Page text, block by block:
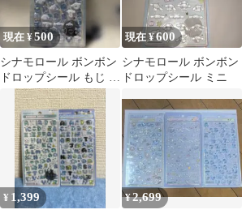
現在 ¥500
シナモロール ボンボン
ドロップシール もじ サ
ンリオ シール デコ
moji
現在 ¥600
シナモロール ボンボン
ドロップシール ミニ
¥ 1,399 ¥2,699